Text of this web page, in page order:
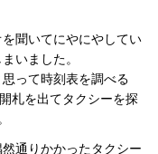
聞いてにやにやしてい
いました。
って時刻表を調べる
札を出てタクシーを探
通りかかったタクシー